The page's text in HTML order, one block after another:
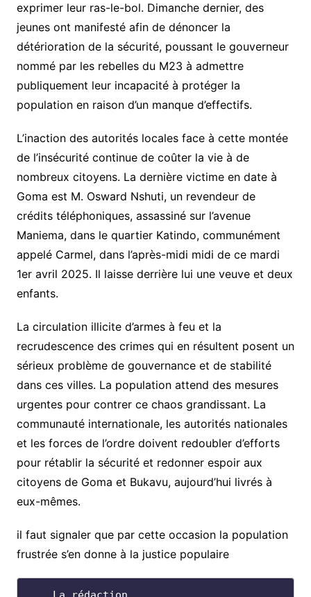
exprimer leur ras-le-bol. Dimanche dernier, des
jeunes ont manifesté afin de dénoncer la
détérioration de la sécurité, poussant le gouverneur
nommé par les rebelles du M23 à admettre
publiquement leur incapacité à protéger la
population en raison d’un manque d’effectifs.
L’inaction des autorités locales face à cette montée
de l’insécurité continue de coûter la vie à de
nombreux citoyens. La dernière victime en date à
Goma est M. Osward Nshuti, un revendeur de
crédits téléphoniques, assassiné sur l’avenue
Maniema, dans le quartier Katindo, communément
appelé Carmel, dans l’après-midi midi de ce mardi
1er avril 2025. Il laisse derrière lui une veuve et deux
enfants.
La circulation illicite d’armes à feu et la
recrudescence des crimes qui en résultent posent un
sérieux problème de gouvernance et de stabilité
dans ces villes. La population attend des mesures
urgentes pour contrer ce chaos grandissant. La
communauté internationale, les autorités nationales
et les forces de l’ordre doivent redoubler d’efforts
pour rétablir la sécurité et redonner espoir aux
citoyens de Goma et Bukavu, aujourd’hui livrés à
eux-mêmes.
il faut signaler que par cette occasion la population
frustrée s’en donne à la justice populaire